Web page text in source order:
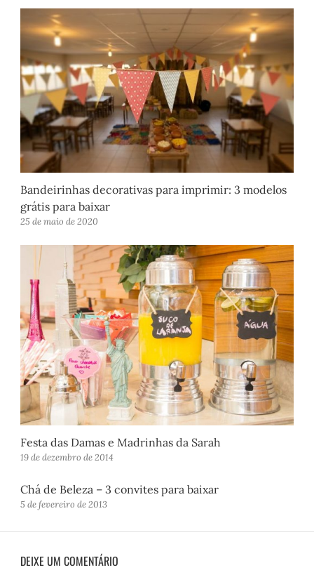
Bandeirinhas decorativas para imprimir: 3 modelos
grátis para baixar
25 de maio de 2020
Festa das Damas e Madrinhas da Sarah
19 de dezembro de 2014
Chá de Beleza – 3 convites para baixar
5 de fevereiro de 2013
DEIXE UM COMENTÁRIO